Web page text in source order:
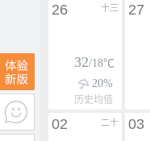
十三
26
32/18℃
20%
历史均值
27
二十
02 03